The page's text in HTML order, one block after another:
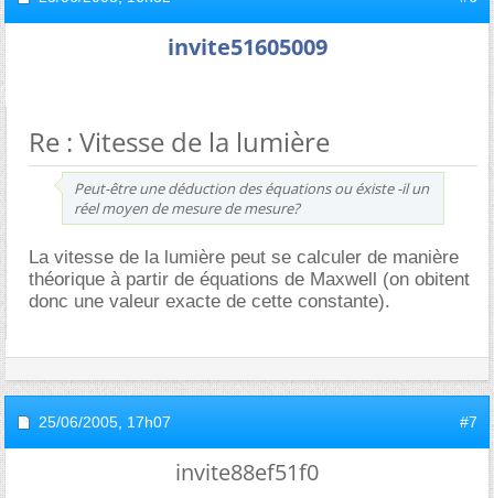
invite51605009
Re : Vitesse de la lumière
Peut-être une déduction des équations ou éxiste -il un
réel moyen de mesure de mesure?
La vitesse de la lumière peut se calculer de manière
théorique à partir de équations de Maxwell (on obitent
donc une valeur exacte de cette constante).
25/06/2005, 17h07 #7
invite88ef51f0